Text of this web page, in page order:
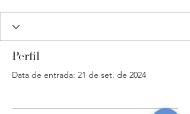
Perfil
Data de entrada: 21 de set. de 2024